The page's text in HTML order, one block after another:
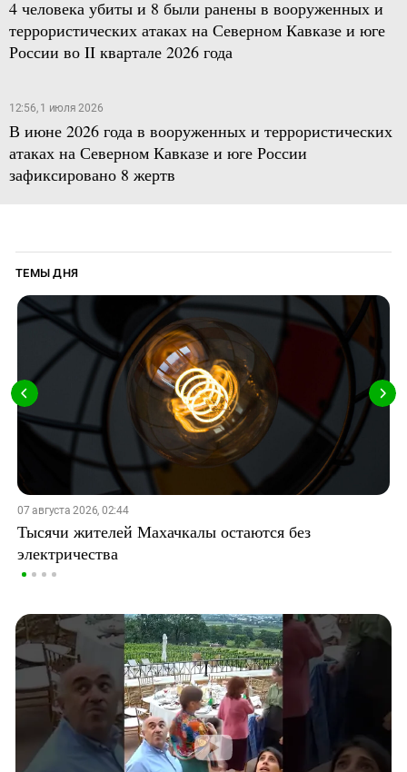
4 человека убиты и 8 были ранены в вооруженных и
террористических атаках на Северном Кавказе и юге
России во II квартале 2026 года
12:56, 1 июля 2026
В июне 2026 года в вооруженных и террористических
атаках на Северном Кавказе и юге России
зафиксировано 8 жертв
ТЕМЫ ДНЯ
07 августа 2026, 02:44
Тысячи жителей Махачкалы остаются без
электричества